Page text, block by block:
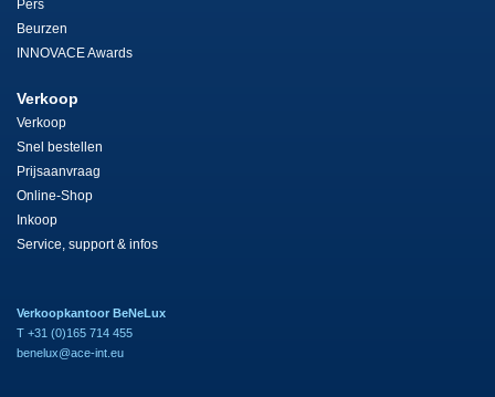
Pers
Beurzen
INNOVACE Awards
Verkoop
Verkoop
Snel bestellen
Prijsaanvraag
Online-Shop
Inkoop
Service, support & infos
Verkoopkantoor BeNeLux
T +31 (0)165 714 455
benelux@ace-int.eu